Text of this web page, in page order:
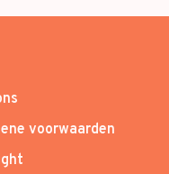
voorwaarden